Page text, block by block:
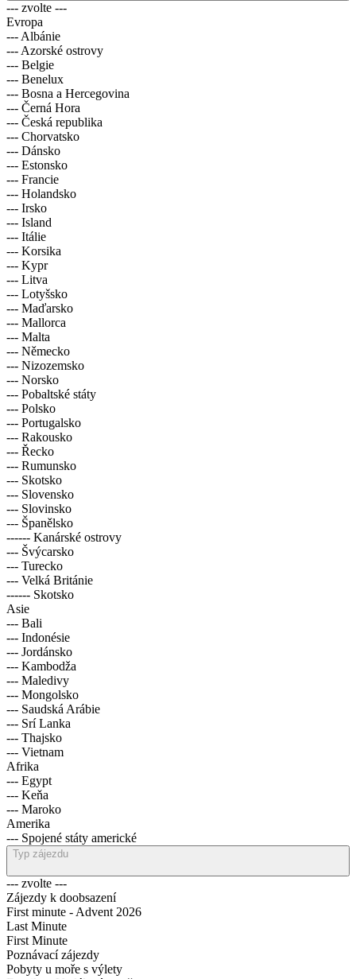
--- zvolte ---
Evropa
--- Albánie
--- Azorské ostrovy
--- Belgie
--- Benelux
--- Bosna a Hercegovina
--- Černá Hora
--- Česká republika
--- Chorvatsko
--- Dánsko
--- Estonsko
--- Francie
--- Holandsko
--- Irsko
--- Island
--- Itálie
--- Korsika
--- Kypr
--- Litva
--- Lotyšsko
--- Maďarsko
--- Mallorca
--- Malta
--- Německo
--- Nizozemsko
--- Norsko
--- Pobaltské státy
--- Polsko
--- Portugalsko
--- Rakousko
--- Řecko
--- Rumunsko
--- Skotsko
--- Slovensko
--- Slovinsko
--- Španělsko
------ Kanárské ostrovy
--- Švýcarsko
--- Turecko
--- Velká Británie
------ Skotsko
Asie
--- Bali
--- Indonésie
--- Jordánsko
--- Kambodža
--- Maledivy
--- Mongolsko
--- Saudská Arábie
--- Srí Lanka
--- Thajsko
--- Vietnam
Afrika
--- Egypt
--- Keňa
--- Maroko
Amerika
--- Spojené státy americké
Typ zájezdu
--- zvolte ---
Zájezdy k doobsazení
First minute - Advent 2026
Last Minute
First Minute
Poznávací zájezdy
Pobyty u moře s výlety